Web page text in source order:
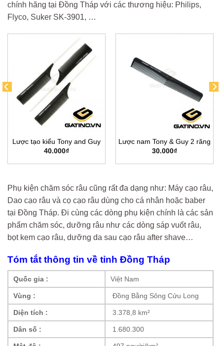
chính hãng tại Đồng Tháp với các thương hiệu: Philips,
Flyco, Suker SK-3901, …
Lược tạo kiểu Tony and Guy
40.000₫
Lược nam Tony & Guy 2 răng
30.000₫
Phụ kiện chăm sóc râu cũng rất đa dạng như: Máy cạo râu,
Dao cạo râu và cọ cạo râu dùng cho cá nhân hoặc baber
tại Đồng Tháp. Đi cùng các dòng phụ kiện chính là các sản
phẩm chăm sóc, dưỡng râu như các dòng sáp vuốt râu,
bọt kem cạo râu, dưỡng da sau cạo râu after shave…
Tóm tắt thông tin về tỉnh Đồng Tháp
Quốc gia : Việt Nam
Vùng : Đồng Bằng Sông Cửu Long
Diện tích : 3.378,8 km²
Dân số : 1.680.300